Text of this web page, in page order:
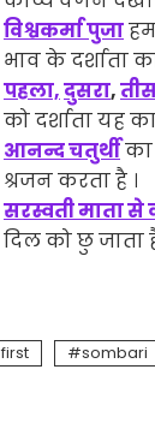
विश्वकर्मा पुजा
भाव के दर्शाता
पहला,दुसरा,
को दर्शाता यह
आनन्द चतुर्थीका
श्रजन करता है ।
सरस्वती माता से
दिल को छु जाता
first sombari